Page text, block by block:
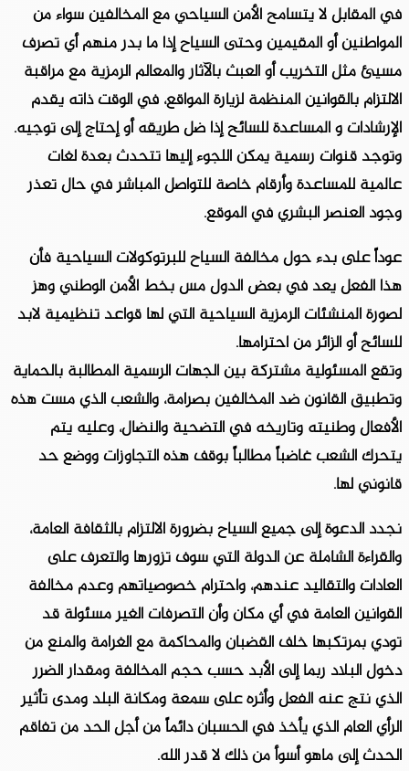
في المقابل لا يتسامح الأمن السياحي مع المخالفين سواء من
المواطنين أو المقيمين وحتى السياح إذا ما بدر منهم أي تصرف
مسيئ مثل التخريب أو العبث بالآثار والمعالم الرمزية مع مراقبة
الالتزام بالقوانين المنظمة لزيارة المواقع، في الوقت ذاته يقدم
الإرشادات و المساعدة للسائح إذا ضل طريقه أو إحتاج إلى توجيه.
وتوجد قنوات رسمية يمكن اللجوء إليها تتحدث بعدة لغات
عالمية للمساعدة وأرقام خاصة للتواصل المباشر في حال تعذر
وجود العنصر البشري في الموقع.
عوداً على بدء حول مخالفة السياح للبرتوكولات السياحية فأن
هذا الفعل يعد في بعض الدول مس بخط الأمن الوطني وهز
لصورة المنشئات الرمزية السياحية التي لها قواعد تنظيمية لابد
للسائح أو الزائر من احترامها.
وتقع المسئولية مشتركة بين الجهات الرسمية المطالبة بالحماية
وتطبيق القانون ضد المخالفين بصرامة، والشعب الذي مست هذه
الأفعال وطنيته وتاريخه في التضحية والنضال، وعليه يتم
يتحرك الشعب غاضباً مطالباً بوقف هذه التجاوزات ووضع حد
قانوني لها.
نجدد الدعوة إلى جميع السياح بضرورة الالتزام بالثقافة العامة،
والقراءة الشاملة عن الدولة التي سوف تزورها والتعرف على
العادات والتقاليد عندهم، واحترام خصوصياتهم وعدم مخالفة
القوانين العامة في أي مكان وأن التصرفات الغير مسئولة قد
تودي بمرتكبها خلف القضبان والمحاكمة مع الغرامة والمنع من
دخول البلاد ربما إلى الأبد حسب حجم المخالفة ومقدار الضرر
الذي نتج عنه الفعل وأثره على سمعة ومكانة البلد ومدى تأثير
الرأي العام الذي يأخذ في الحسبان دائماً من أجل الحد من تفاقم
الحدث إلى ماهو أسوأ من ذلك لا قدر الله.